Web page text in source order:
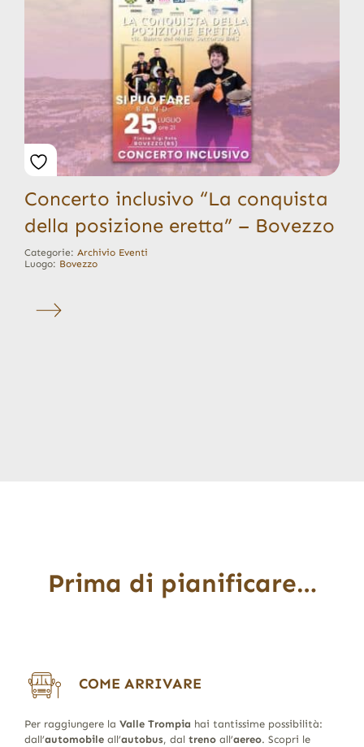
Concerto inclusivo “La conquista
della posizione eretta” – Bovezzo
Categorie: Archivio Eventi
Luogo: Bovezzo
Prima di pianificare…
COME ARRIVARE
Per raggiungere la Valle Trompia hai tantissime possibilità:
dall’automobileall’autobus, dal trenoall’aereo. Scopri le